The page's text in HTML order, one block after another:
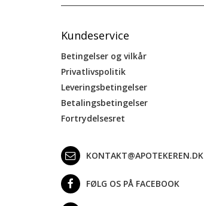
Kundeservice
Betingelser og vilkår
Privatlivspolitik
Leveringsbetingelser
Betalingsbetingelser
Fortrydelsesret
KONTAKT@APOTEKEREN.DK
FØLG OS PÅ FACEBOOK